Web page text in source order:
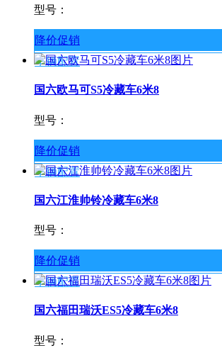
型号：
降价促销
车辆配置
国六欧马可S5冷藏车6米8
型号：
降价促销
车辆配置
国六江淮帅铃冷藏车6米8
型号：
降价促销
车辆配置
国六福田瑞沃ES5冷藏车6米8
型号：